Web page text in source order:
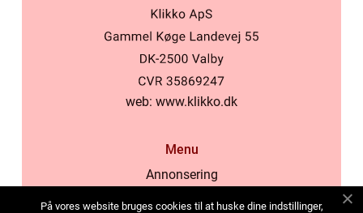
web: www.klikko.dk
Menu
Annonsering
På vores website bruges cookies til at huske dine indstillinger,